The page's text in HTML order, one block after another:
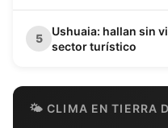
5
Ushuaia: hallan sin
sector turístico
🌤 CLIMA EN TIERRA